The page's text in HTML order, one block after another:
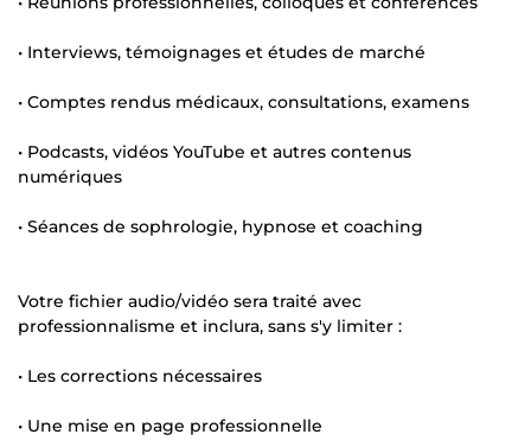
• Interviews, témoignages et études de marché
• Comptes rendus médicaux, consultations, examens
• Podcasts, vidéos YouTube et autres contenus
numériques
• Séances de sophrologie, hypnose et coaching
Votre fichier audio/vidéo sera traité avec
professionnalisme et inclura, sans s'y limiter :
• Les corrections nécessaires
• Une mise en page professionnelle